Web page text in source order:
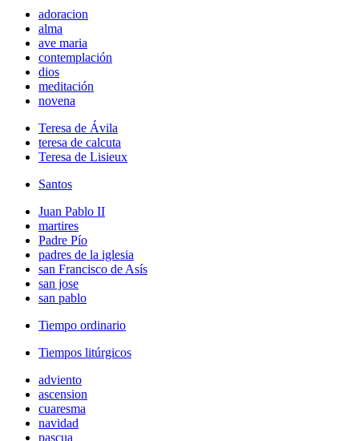
adoracion
alma
ave maria
contemplación
dios
meditación
novena
Teresa de Ávila
teresa de calcuta
Teresa de Lisieux
Santos
Juan Pablo II
martires
Padre Pío
padres de la iglesia
san Francisco de Asís
san jose
san pablo
Tiempo ordinario
Tiempos litúrgicos
adviento
ascension
cuaresma
navidad
pascua